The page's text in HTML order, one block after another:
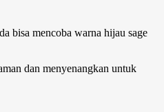
bisa mencoba warna hijau sage
dan menyenangkan untuk